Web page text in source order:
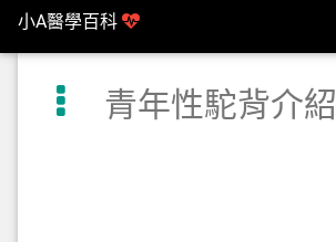
小A醫學百科
青年性駝背介紹